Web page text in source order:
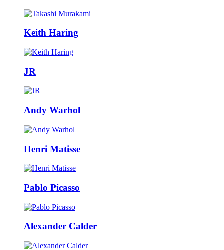
Keith Haring
JR
Andy Warhol
Henri Matisse
Pablo Picasso
Alexander Calder